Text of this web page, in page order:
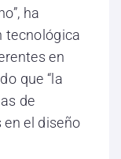
ha
tecnológica
en
que “la
de
el diseño